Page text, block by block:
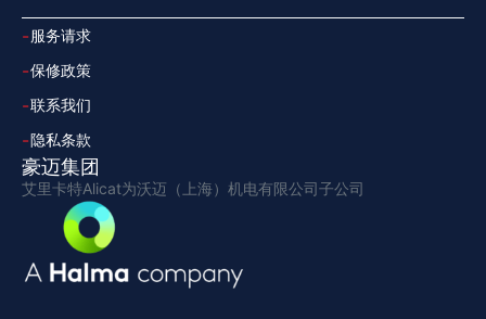
服务请求
保修政策
联系我们
隐私条款
豪迈集团
艾里卡特Alicat为沃迈（上海）机电有限公司子公司